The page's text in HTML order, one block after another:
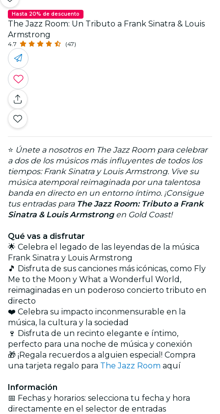
Hasta 20% de descuento
The Jazz Room: Un Tributo a Frank Sinatra & Louis
Armstrong
4.7 (47)
⭐ Únete a nosotros en The Jazz Room para celebrar
a dos de los músicos más influyentes de todos los
tiempos: Frank Sinatra y Louis Armstrong. Vive su
música atemporal reimaginada por una talentosa
banda en directo en un entorno íntimo. ¡Consigue
tus entradas para The Jazz Room: Tributo a Frank
Sinatra & Louis Armstrongen Gold Coast!
Qué vas a disfrutar
🌟 Celebra el legado de las leyendas de la música
Frank Sinatra y Louis Armstrong
🎵 Disfruta de sus canciones más icónicas, como Fly
Me to the Moon y What a Wonderful World,
reimaginadas en un poderoso concierto tributo en
directo
❤️ Celebra su impacto inconmensurable en la
música, la cultura y la sociedad
🍷 Disfruta de un recinto elegante e íntimo,
perfecto para una noche de música y conexión
🎁 ¡Regala recuerdos a alguien especial! Compra
una tarjeta regalo para The Jazz Room aquí
Información
📅 Fechas y horarios: selecciona tu fecha y hora
directamente en el selector de entradas